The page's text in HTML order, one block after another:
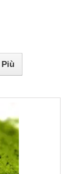
Più